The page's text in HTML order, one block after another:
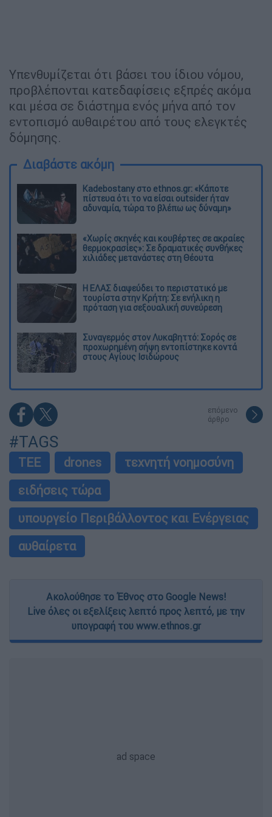
Υπενθυμίζεται ότι βάσει του ίδιου νόμου,
προβλέπονται κατεδαφίσεις εξπρές ακόμα
και μέσα σε διάστημα ενός μήνα από τον
εντοπισμό αυθαιρέτου από τους ελεγκτές
δόμησης.
Διαβάστε ακόμη
Kadebostany στο ethnos.gr: «Κάποτε
πίστευα ότι το να είσαι outsider ήταν
αδυναμία, τώρα το βλέπω ως δύναμη»
«Χωρίς σκηνές και κουβέρτες σε ακραίες
θερμοκρασίες»: Σε δραματικές συνθήκες
χιλιάδες μετανάστες στη Θέουτα
Η ΕΛΑΣ διαψεύδει το περιστατικό με
τουρίστα στην Κρήτη: Σε ενήλικη η
πρόταση για σεξουαλική συνεύρεση
Συναγερμός στον Λυκαβηττό: Σορός σε
προχωρημένη σήψη εντοπίστηκε κοντά
στους Αγίους Ισιδώρους
επόμενο
άρθρο
#TAGS
ΤΕΕ drones
τεχνητή νοημοσύνη
ειδήσεις τώρα
υπουργείο Περιβάλλοντος και Ενέργειας
αυθαίρετα
Ακολούθησε το Έθνος στο Google News!
Live όλες οι εξελίξεις λεπτό προς λεπτό, με την
υπογραφή του www.ethnos.gr